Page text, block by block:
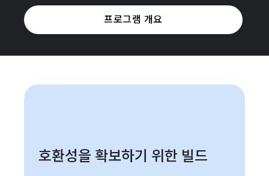
프로그램 개요
호환성을 확보하기 위한 빌드